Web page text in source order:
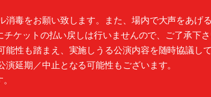
毒をお願い致します。また、場内で大声をあげ
ケットの払い戻しは行いませんので、ご了承下さ
性も踏まえ、実施しうる公演内容を随時協議して
延期／中止となる可能性もございます。